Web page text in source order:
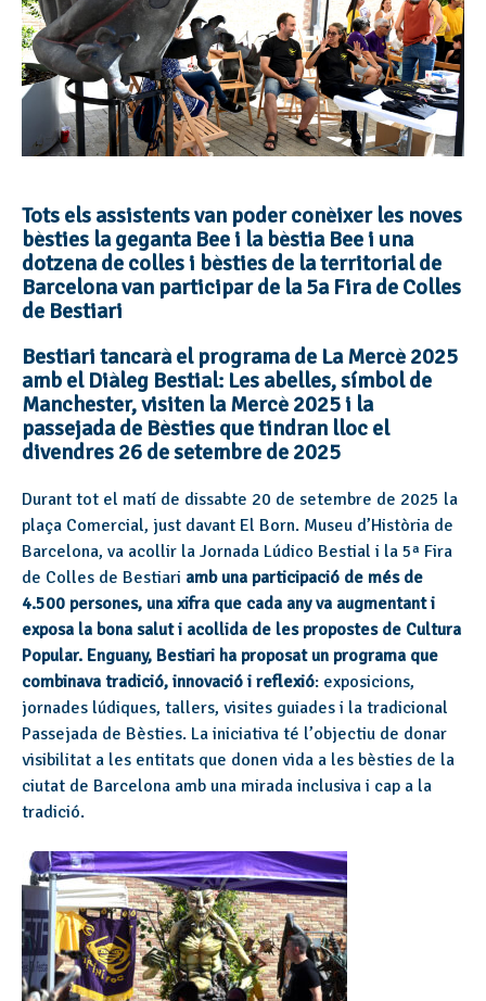
Tots els assistents van poder conèixer les noves
bèsties la geganta Bee i la bèstia Bee i una
dotzena de colles i bèsties de la territorial de
Barcelona van participar de la 5a Fira de Colles
de Bestiari
Bestiari tancarà el programa de La Mercè 2025
amb el Diàleg Bestial: Les abelles, símbol de
Manchester, visiten la Mercè 2025 i la
passejada de Bèsties que tindran lloc el
divendres 26 de setembre de 2025
Durant tot el matí de dissabte 20 de setembre de 2025 la
plaça Comercial, just davant El Born. Museu d’Història de
Barcelona, va acollir la Jornada Lúdico Bestial i la 5ª Fira
de Colles de Bestiari amb una participació de més de
4.500 persones, una xifra que cada any va augmentant i
exposa la bona salut i acollida de les propostes de Cultura
Popular. Enguany, Bestiari ha proposatun programa que
combinava tradició, innovació i reflexió: exposicions,
jornades lúdiques, tallers, visites guiades i la tradicional
Passejada de Bèsties. La iniciativa té l’objectiu de donar
visibilitat a les entitats que donen vida a les bèsties de la
ciutat de Barcelona amb una mirada inclusiva i cap a la
tradició.